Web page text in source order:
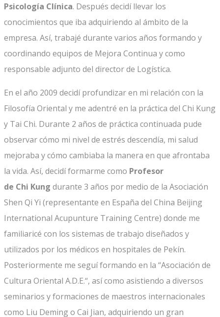
Psicología Clínica. Después decidí llevar los
conocimientos que iba adquiriendo al ámbito de la
empresa. Así, trabajé durante varios años formando y
coordinando equipos de Mejora Continua y como
responsable adjunto del director de Logística.
En el año 2009 decidí profundizar en mi relación con la
Filosofía Oriental y me adentré en la práctica del Chi Kung
y Tai Chi. Durante 2 años de práctica continuada pude
observar cómo mi nivel de estrés descendía, mi salud
mejoraba y cómo cambiaba la manera en que afrontaba
la vida. Así, decidí formarme como Profesor
de Chi Kung durante 3 años por medio de la Asociación
Shen Qi Yi (representante en España del China Beijing
International Acupunture Training Centre) donde me
familiaricé con los sistemas de trabajo diseñados y
utilizados por los médicos en hospitales de Pekín.
Posteriormente me seguí formando en la “Asociación de
Cultura Oriental A.D.E.“, así como asistiendo a diversos
seminarios y formaciones de maestros internacionales
como Liu Deming o Cai Jian, adquiriendo un gran